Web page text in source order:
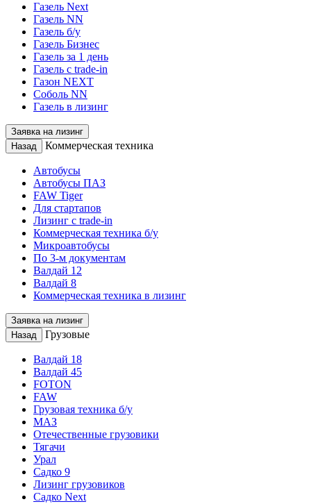
Газель Next
Газель NN
Газель б/у
Газель Бизнес
Газель за 1 день
Газель с trade-in
Газон NEXT
Соболь NN
Газель в лизинг
Заявка на лизинг
Назад
Коммерческая техника
Автобусы
Автобусы ПАЗ
FAW Tiger
Для стартапов
Лизинг с trade-in
Коммерческая техника б/у
Микроавтобусы
По 3-м документам
Валдай 12
Валдай 8
Коммерческая техника в лизинг
Заявка на лизинг
Назад
Грузовые
Валдай 18
Валдай 45
FOTON
FAW
Грузовая техника б/у
МАЗ
Отечественные грузовики
Тягачи
Урал
Садко 9
Лизинг грузовиков
Садко Next